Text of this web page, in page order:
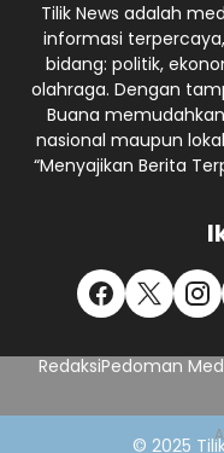
Tilik News adalah
informasi
bidang: politik,
olahraga. Dengan
Buana
nasional maupun
“Menyajikan Berita
RedaksiPedoman
© 2025